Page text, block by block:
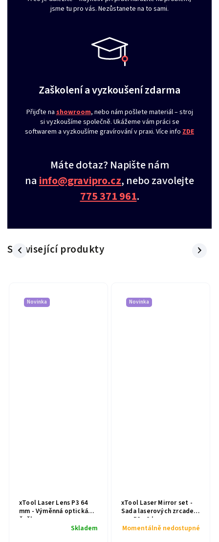
jsme tu pro vás. Nezůstanete na to sami.
Zaškolení a vyzkoušení zdarma
Přijďte na showroom, nebo nám pošlete materiál – stroj
si vyzkoušíme společně. Ukážeme vám práci se
softwarem a vyzkoušíme gravírování v praxi. Více info ZDE
Máte dotaz? Napište nám
na info@gravipro.cz, nebo zavolejte
775 371 961.
Související produkty
Novinka
xTool Laser Lens P3 64
mm - Výměnná optická
čočka
Skladem
Novinka
xTool Laser Mirror set -
Sada laserových zrcadel
pro P3 - 3 ks
Momentálně nedostupné